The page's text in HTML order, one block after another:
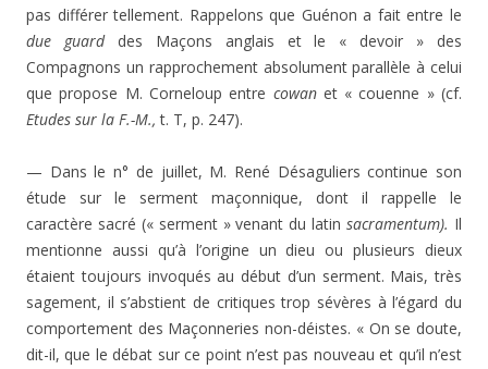
pas différer tellement. Rappelons que Guénon a fait entre le
due guarddes Maçons anglais et le « devoir » des
Compagnons un rapprochement absolument parallèle à ce­lui
que propose M. Corneloup entre cowanet « couenne » (cf.
Etudes sur la F.-M., t. T, p. 247).
— Dans le n° de juillet, M. René Désaguliers continue son
étude sur le serment maçonnique, dont il rappelle le
caractère sacré (« serment » venant du latinsacramentum). Il
mentionne aussi qu’à l’origine un dieu ou plu­sieurs dieux
étaient toujours invoqués au début d’un ser­ment. Mais, très
sagement, il s’abstient de critiques trop sévères à l’égard du
comportement des Maçonneries non-déistes. « On se doute,
dit-il, que le débat sur ce point n’est pas nouveau et qu’il n’est